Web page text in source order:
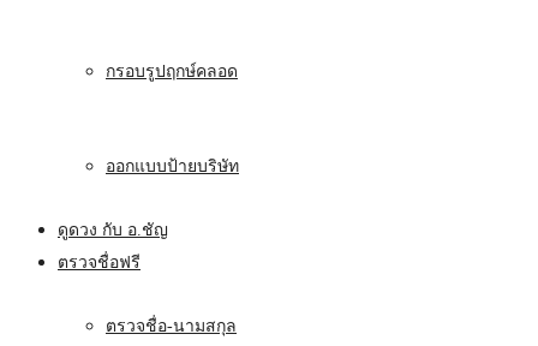
กรอบรูปฤกษ์คลอด
ออกแบบป้ายบริษัท
ดูดวง กับ อ.ชัญ
ตรวจชื่อฟรี
ตรวจชื่อ-นามสกุล